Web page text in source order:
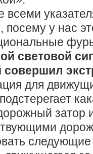
всеми
посему у нас
световой
совершил
для
затор